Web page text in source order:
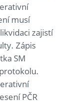
musí
zajistí
Zápis
SM
PČR